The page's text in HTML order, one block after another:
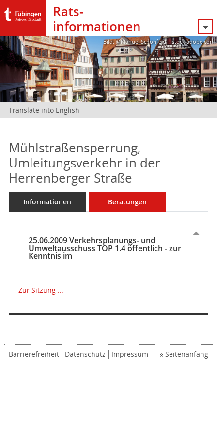
Rats­
informationen
Bild: @Manuel Schönfeld – stock.adobe.com
Translate into English
Mühlstraßensperrung,
Umleitungsverkehr in der
Herrenberger Straße
Informationen Beratungen
25.06.2009 Verkehrsplanungs- und
Umweltausschuss TOP 1.4 öffentlich - zur
Kenntnis im
Zur Sitzung ...
Barrierefreiheit Datenschutz Impressum Seitenanfang